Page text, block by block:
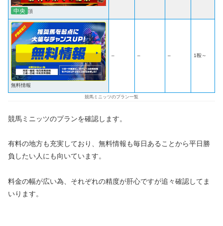
中央 頂
無料情報
– – – 1鞍～
競馬ミニッツのプラン一覧
競馬ミニッツのプランを確認します。
有料の地方も充実しており、無料情報も毎日あることから平日勝
負したい人にも向いています。
料金の幅が広い為、それぞれの精度が肝心ですが追々確認してま
いります。